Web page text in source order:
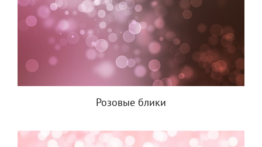
Розовые блики